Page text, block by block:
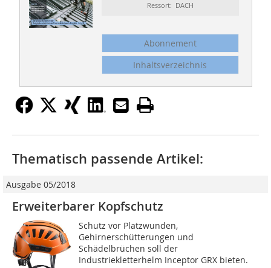
Ressort: DACH
Abonnement
Inhaltsverzeichnis
Thematisch passende Artikel:
Ausgabe 05/2018
Erweiterbarer Kopfschutz
Schutz vor Platzwunden,
Gehirnerschütterungen und
Schädelbrüchen soll der
Industriekletterhelm Inceptor GRX bieten.